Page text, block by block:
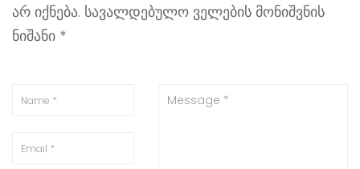
არ იქნება. სავალდებულო ველების მონიშვნის
ნიშანი *